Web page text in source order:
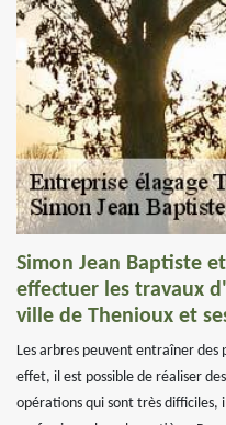
Simon Jean Baptiste
effectuer les travaux
ville de Thenioux et
Les arbres peuvent entraîner
effet, il est possible de réaliser
opérations qui sont très difficiles,